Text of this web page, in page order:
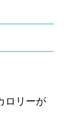
ロリーが